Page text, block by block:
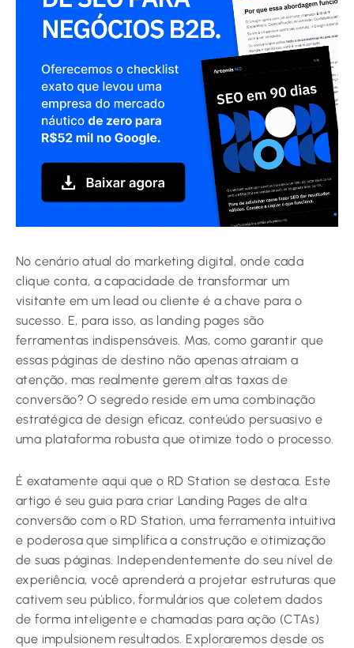
No cenário atual do marketing digital, onde cada
clique conta, a capacidade de transformar um
visitante em um lead ou cliente é a chave para o
sucesso. E, para isso, as landing pages são
ferramentas indispensáveis. Mas, como garantir que
essas páginas de destino não apenas atraiam a
atenção, mas realmente gerem altas taxas de
conversão? O segredo reside em uma combinação
estratégica de design eficaz, conteúdo persuasivo e
uma plataforma robusta que otimize todo o processo.
É exatamente aqui que o RD Station se destaca. Este
artigo é seu guia para criar Landing Pages de alta
conversão com o RD Station, uma ferramenta intuitiva
e poderosa que simplifica a construção e otimização
de suas páginas. Independentemente do seu nível de
experiência, você aprenderá a projetar estruturas que
cativem seu público, formulários que coletem dados
de forma inteligente e chamadas para ação (CTAs)
que impulsionem resultados. Exploraremos desde os